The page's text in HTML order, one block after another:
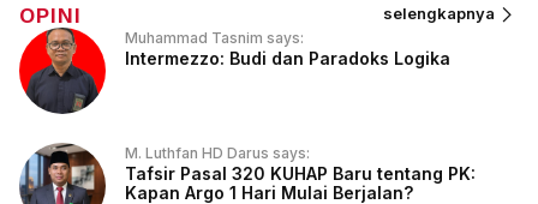
OPINI selengkapnya
Muhammad Tasnim says:
Intermezzo: Budi dan Paradoks Logika
M. Luthfan HD Darus says:
Tafsir Pasal 320 KUHAP Baru tentang PK:
Kapan Argo 1 Hari Mulai Berjalan?